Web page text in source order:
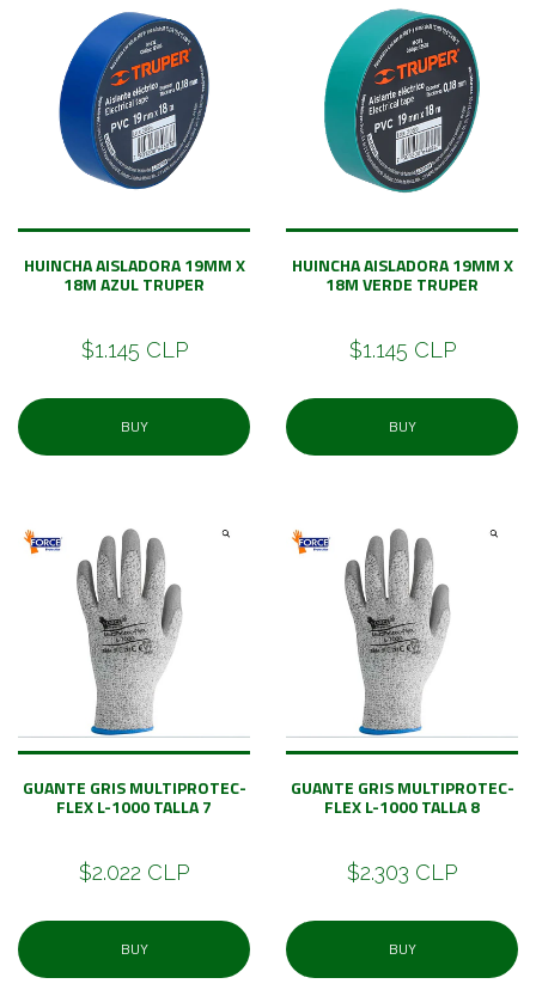
HUINCHA AISLADORA 19MM X
18M AZUL TRUPER
$1.145 CLP
BUY
HUINCHA AISLADORA 19MM X
18M VERDE TRUPER
$1.145 CLP
BUY
GUANTE GRIS MULTIPROTEC-
FLEX L-1000 TALLA 7
$2.022 CLP
BUY
GUANTE GRIS MULTIPROTEC-
FLEX L-1000 TALLA 8
$2.303 CLP
BUY